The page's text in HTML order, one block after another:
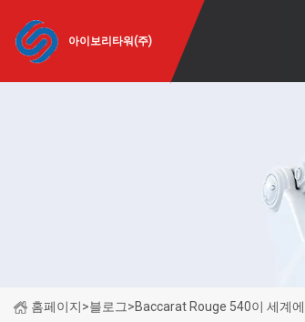
아이보리타워(주)
홈페이지>블로그>Baccarat Rouge 540이 세계